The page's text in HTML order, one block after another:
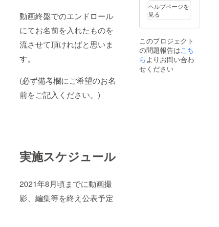
動画終盤でのエンドロール
にてお名前を入れたものを
流させて頂ければと思いま
す。
(必ず備考欄にご希望のお名
前をご記入ください。)
実施スケジュール
2021年8月頃までに動画撮
影、編集等を終え公表予定
ヘルプページを
見る
このプロジェクト
の問題報告はこち
ら よりお問い合わ
せください